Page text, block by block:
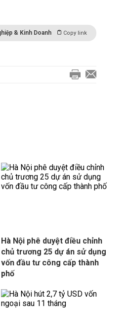
& Kinh Doanh Copy link
Hà Nội phê duyệt điều chỉnh
chủ trương 25 dự án sử dụng
vốn đầu tư công cấp thành
phố